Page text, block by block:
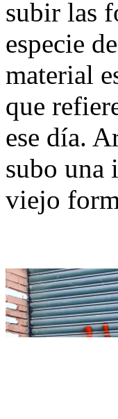
subir las
especie
material
que
ese día.
subo una
viejo